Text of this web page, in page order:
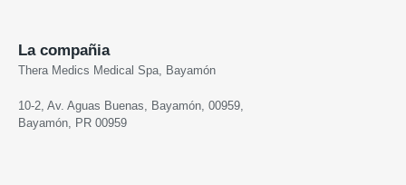
La compañia
Thera Medics Medical Spa, Bayamón
10-2, Av. Aguas Buenas, Bayamón, 00959,
Bayamón, PR 00959